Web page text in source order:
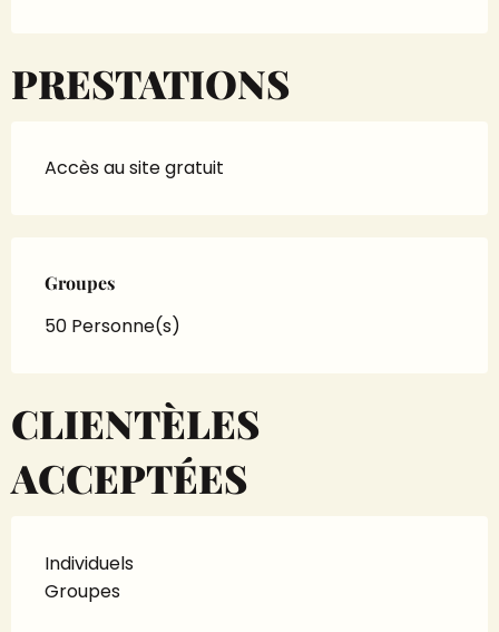
PRESTATIONS
Accès au site gratuit
Groupes
Groupes
50 Personne(s)
CLIENTÈLES
ACCEPTÉES
Individuels
Groupes